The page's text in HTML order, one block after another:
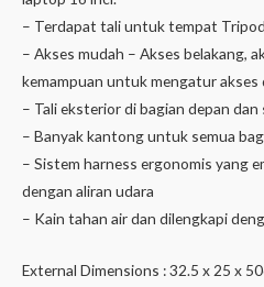
– Terdapat tali untuk tempat Tripod
– Akses mudah – Akses belakang,
kemampuan untuk mengatur akses
– Tali eksterior di bagian depan dan
– Banyak kantong untuk semua
– Sistem harness ergonomis yang
dengan aliran udara
– Kain tahan air dan dilengkapi
External Dimensions : 32.5 x 25 x